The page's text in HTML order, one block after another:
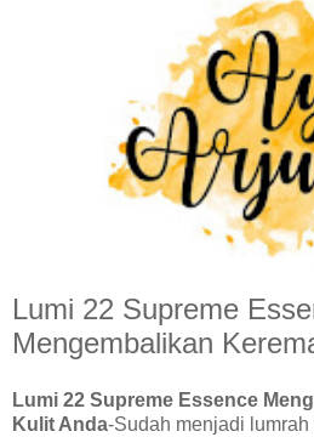
Lumi 22 Supreme
Mengembalikan
Lumi 22 Supreme Essence
Kulit Anda-Sudah menjadi